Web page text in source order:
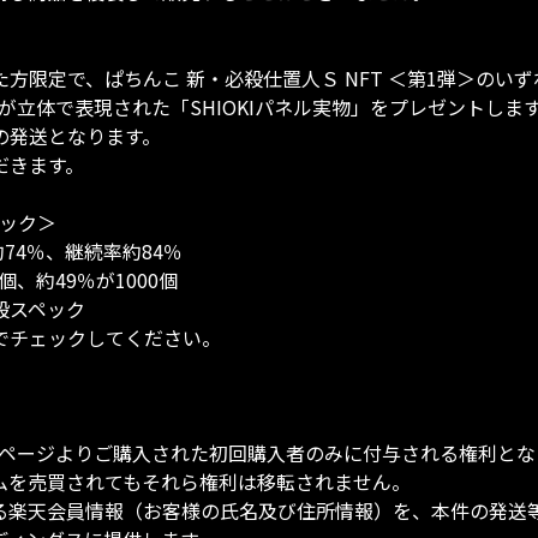
限定で、ぱちんこ 新・必殺仕置人Ｓ NFT ＜第1弾＞のい
立体で表現された「SHIOKIパネル実物」をプレゼントしま
送となります。
ます。
ク＞
％、継続率約84％
、約49％が1000個
スペック
ェックしてください。
ジよりご購入された初回購入者のみに付与される権利と
売買されてもそれら権利は移転されません。
天会員情報（お客様の氏名及び住所情報）を、本件の発送